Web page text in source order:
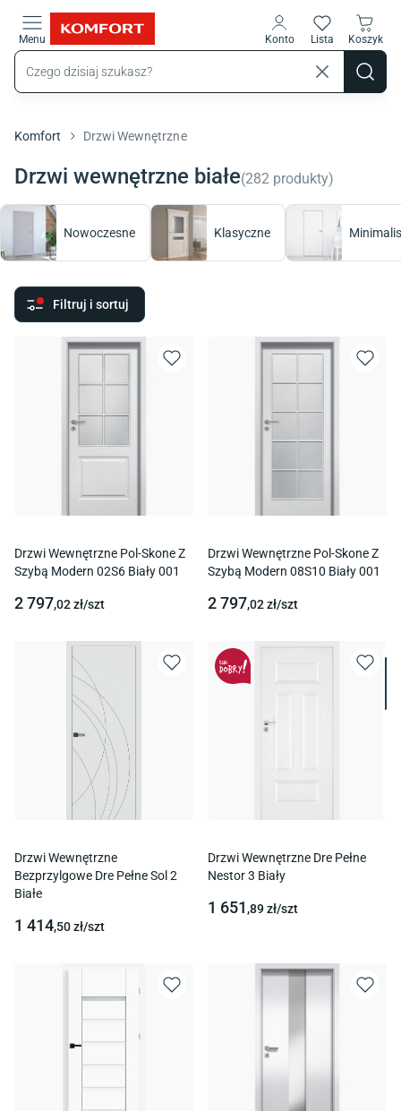
Menu Konto Lista Koszyk
Komfort Drzwi Wewnętrzne
Drzwi wewnętrzne białe(282 produkty)
Nowoczesne Klasyczne
Filtruj i sortuj
Drzwi Wewnętrzne Pol-Skone Z
Szybą Modern 02S6 Biały 001
2 797,02zł/szt
Drzwi Wewnętrzne Pol-Skone Z
Szybą Modern 08S10 Biały 001
2 797,02zł/szt
Drzwi Wewnętrzne
Bezprzylgowe Dre Pełne Sol 2
Białe
1 414,50zł/szt
Drzwi Wewnętrzne Dre Pełne
Nestor 3 Biały
1 651 ,89zł/szt